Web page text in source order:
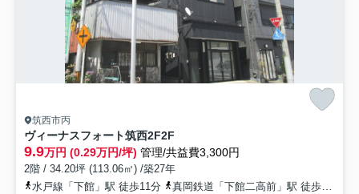
筑西市丙
ヴィーナスフォート筑西2F2F
9.9万円 (0.29万円/坪) 管理/共益費3,300円
2階 / 34.20坪 (113.06㎡) /築27年
水戸線「下館」駅 徒歩11分
真岡鉄道「下館二高前」駅 徒歩21分